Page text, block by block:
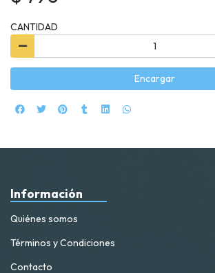
CANTIDAD
Encargar
Información
Quiénes somos
Términos y Condiciones
Contacto